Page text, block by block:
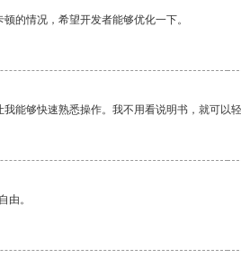
的情况，希望开发者能够优化一下。
能够快速熟悉操作。我不用看说明书，就可以轻
由。